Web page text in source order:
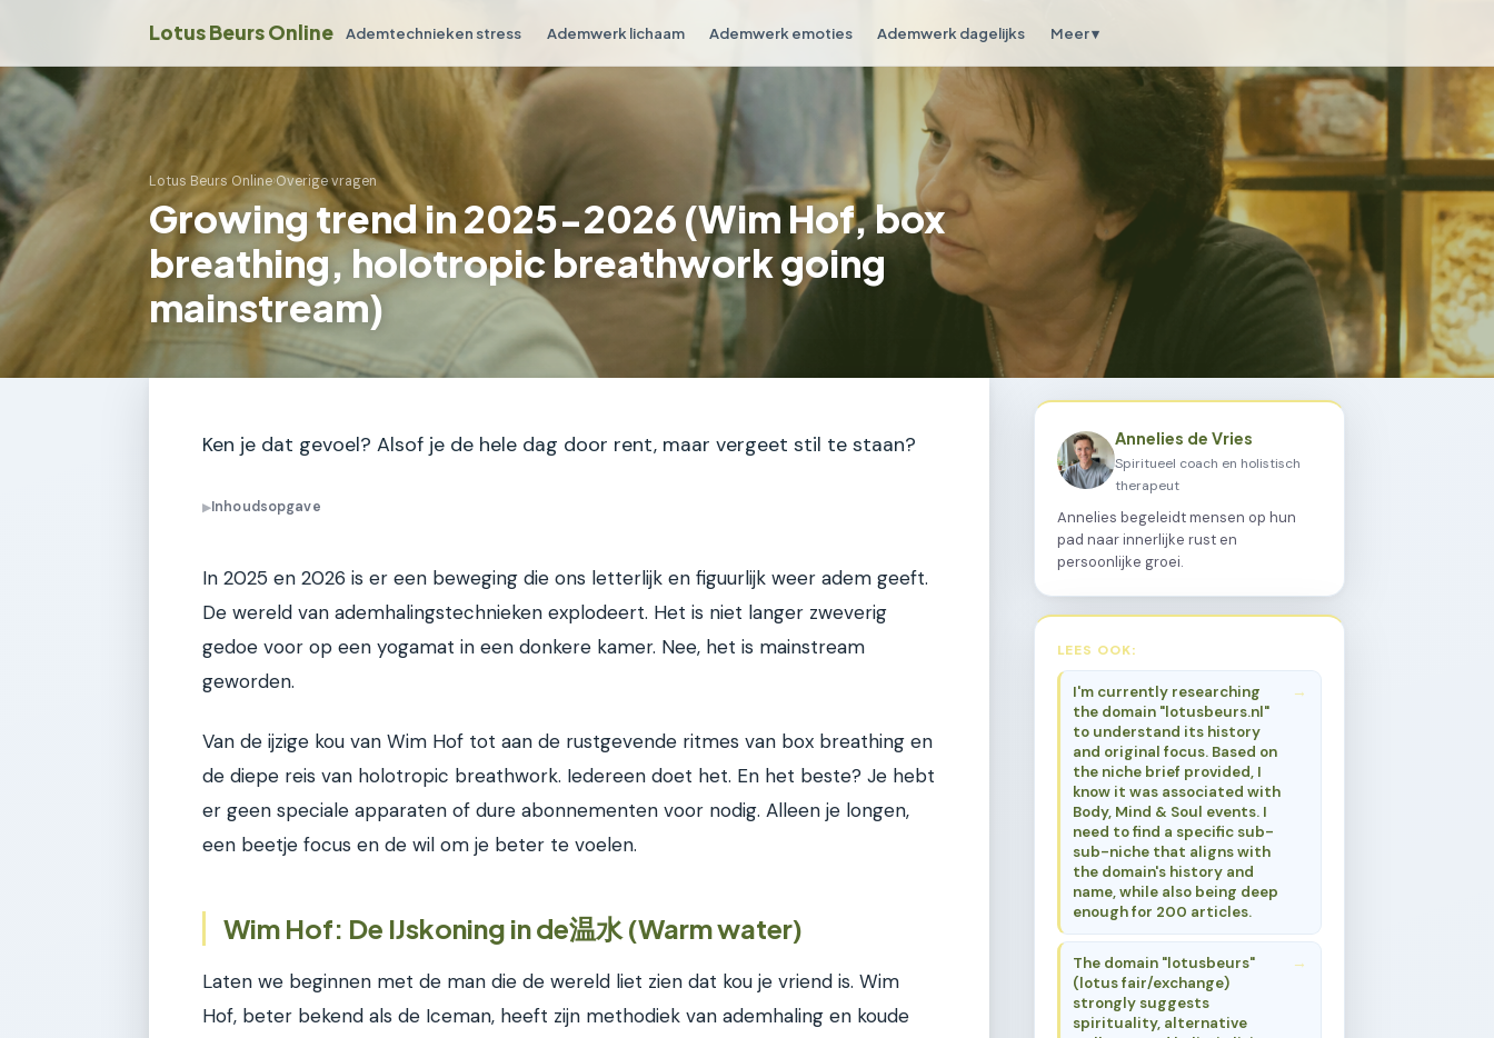
Lotus Beurs Online Ademtechnieken stress Ademwerk lichaam Ademwerk emoties Ademwerk dagelijks Meer ▾
Lotus Beurs Online›Overige vragen
Growing trend in 2025-2026 (Wim Hof, box
breathing, holotropic breathwork going
mainstream)
Ken je dat gevoel? Alsof je de hele dag door rent, maar vergeet stil te staan?
▶Inhoudsopgave
In 2025 en 2026 is er een beweging die ons letterlijk en figuurlijk weer adem geeft.
De wereld van ademhalingstechnieken explodeert. Het is niet langer zweverig
gedoe voor op een yogamat in een donkere kamer. Nee, het is mainstream
geworden.
Van de ijzige kou van Wim Hof tot aan de rustgevende ritmes van box breathing en
de diepe reis van holotropic breathwork. Iedereen doet het. En het beste? Je hebt
er geen speciale apparaten of dure abonnementen voor nodig. Alleen je longen,
een beetje focus en de wil om je beter te voelen.
Wim Hof: De IJskoning in de温水 (Warm water)
Laten we beginnen met de man die de wereld liet zien dat kou je vriend is. Wim
Hof, beter bekend als de Iceman, heeft zijn methodiek van ademhaling en koude
Annelies de Vries
Spiritueel coach en holistisch
therapeut
Annelies begeleidt mensen op hun
pad naar innerlijke rust en
persoonlijke groei.
LEES OOK:
I'm currently researching
the domain "lotusbeurs.nl"
to understand its history
and original focus. Based on
the niche brief provided, I
know it was associated with
Body, Mind & Soul events. I
need to find a specific sub-
sub-niche that aligns with
the domain's history and
name, while also being deep
enough for 200 articles.
The domain "lotusbeurs"
(lotus fair/exchange)
strongly suggests
spirituality, alternative